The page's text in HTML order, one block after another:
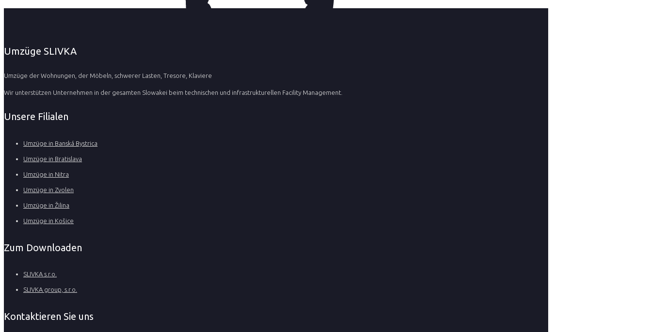
Umzüge SLIVKA
Umzüge der Wohnungen, der Möbeln, schwerer Lasten, Tresore, Klaviere
Wir unterstützen Unternehmen in der gesamten Slowakei beim technischen und infrastrukturellen Facility Management.
Unsere Filialen
Umzüge in Banská Bystrica
Umzüge in Bratislava
Umzüge in Nitra
Umzüge in Zvolen
Umzüge in Žilina
Umzüge in Košice
Zum Downloaden
SLIVKA s.r.o.
SLIVKA group, s.r.o.
Kontaktieren Sie uns